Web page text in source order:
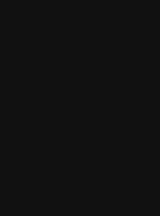
ফাইবার রয়েছে। এটি